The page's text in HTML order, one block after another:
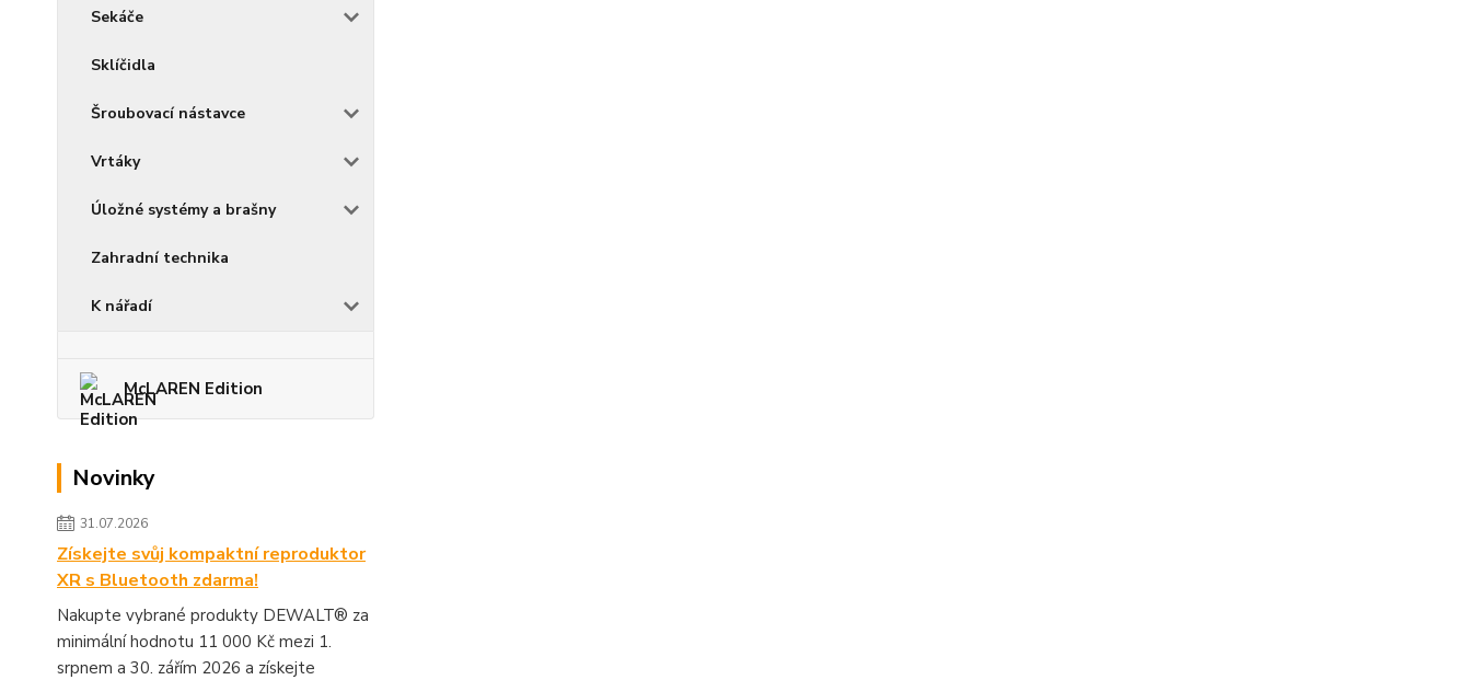
Sekáče
Sklíčidla
Šroubovací nástavce
Vrtáky
Úložné systémy a brašny
Zahradní technika
K nářadí
McLAREN Edition
Novinky
31.07.2026
Získejte svůj kompaktní reproduktor
XR s Bluetooth zdarma!
Nakupte vybrané produkty DEWALT® za
minimální hodnotu 11 000 Kč mezi 1.
srpnem a 30. zářím 2026 a získejte